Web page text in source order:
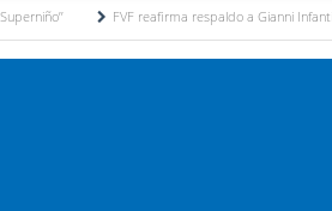
FVF reafirma respaldo a Gianni Infantino y defiende